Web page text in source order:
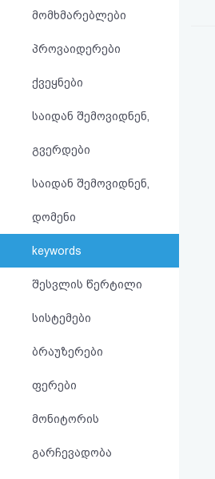
ავტორიზაცია
რეგისტრაცია
სალიცენზიო
შეთანხმება
მომხმარებლები
პროვაიდერები
ქვეყნები
საიდან შემოვიდნენ,
გვერდები
საიდან შემოვიდნენ,
დომენი
keywords
შესვლის წერტილი
სისტემები
ბრაუზერები
ფერები
მონიტორის
გარჩევადობა